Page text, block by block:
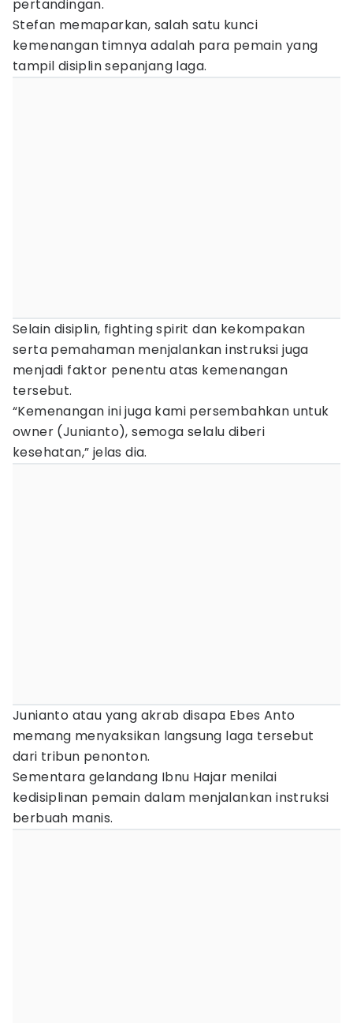
pertandingan.
Stefan memaparkan, salah satu kunci
kemenangan timnya adalah para pemain yang
tampil disiplin sepanjang laga.
Selain disiplin, fighting spirit dan kekompakan
serta pemahaman menjalankan instruksi juga
menjadi faktor penentu atas kemenangan
tersebut.
“Kemenangan ini juga kami persembahkan untuk
owner (Junianto), semoga selalu diberi
kesehatan,” jelas dia.
Junianto atau yang akrab disapa Ebes Anto
memang menyaksikan langsung laga tersebut
dari tribun penonton.
Sementara gelandang Ibnu Hajar menilai
kedisiplinan pemain dalam menjalankan instruksi
berbuah manis.